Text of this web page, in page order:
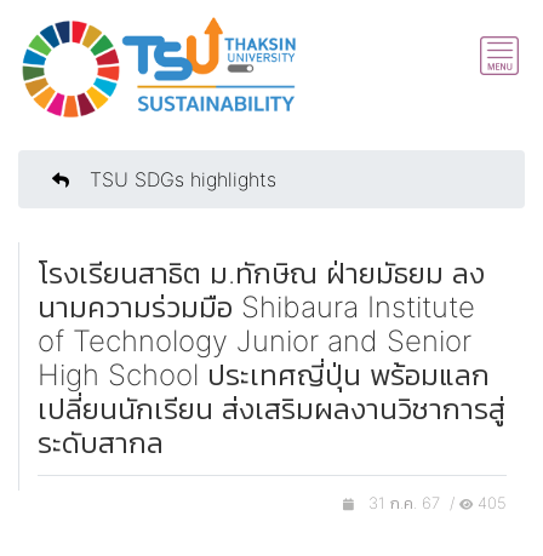
TSU SDGs highlights
โรงเรียนสาธิต ม.ทักษิณ ฝ่ายมัธยม ลง
นามความร่วมมือ Shibaura Institute
of Technology Junior and Senior
High School ประเทศญี่ปุ่น พร้อมแลก
เปลี่ยนนักเรียน ส่งเสริมผลงานวิชาการสู่
ระดับสากล
31 ก.ค. 67 / 405